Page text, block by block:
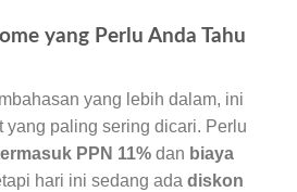
yang Perlu Anda Tahu
yang lebih dalam, ini
yang paling sering dicari. Perlu
PPN 11% dan biaya
hari ini sedang ada diskon